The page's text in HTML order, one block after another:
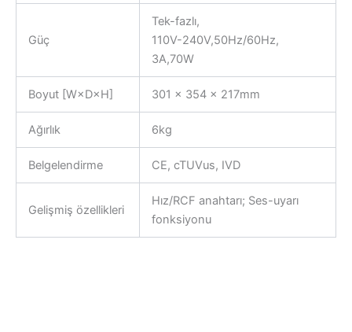
Güç
Tek-fazlı,
110V-240V,50Hz/60Hz,
3A,70W
Boyut [W×D×H] 301 × 354 × 217mm
Ağırlık 6kg
Belgelendirme CE, cTUVus, IVD
Gelişmiş özellikleri
Hız/RCF anahtarı; Ses-uyarı
fonksiyonu